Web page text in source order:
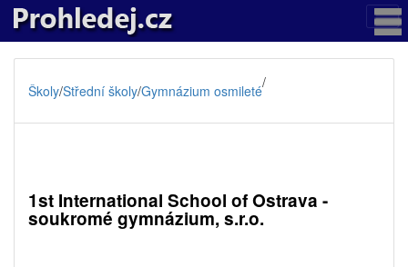
Školy/Střední školy/Gymnázium osmileté/
1st International School of Ostrava -
soukromé gymnázium, s.r.o.